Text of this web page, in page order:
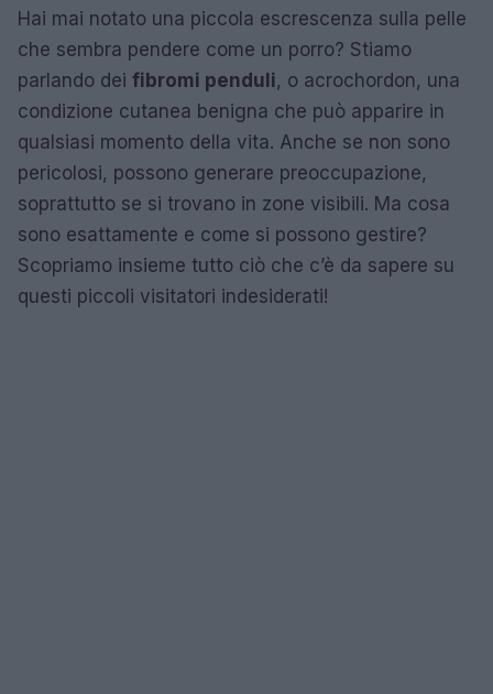
Hai mai notato una piccola escrescenza sulla pelle
che sembra pendere come un porro? Stiamo
parlando dei fibromi penduli, o acrochordon, una
condizione cutanea benigna che può apparire in
qualsiasi momento della vita. Anche se non sono
pericolosi, possono generare preoccupazione,
soprattutto se si trovano in zone visibili. Ma cosa
sono esattamente e come si possono gestire?
Scopriamo insieme tutto ciò che c’è da sapere su
questi piccoli visitatori indesiderati!